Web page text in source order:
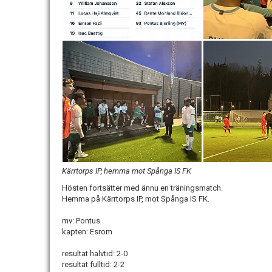
Kärrtorps IP, hemma mot Spånga IS FK
Hösten fortsätter med ännu en träningsmatch.
Hemma på Kärrtorps IP, mot Spånga IS FK.
mv: Pontus
kapten: Esrom
resultat halvtid: 2-0
resultat fulltid: 2-2